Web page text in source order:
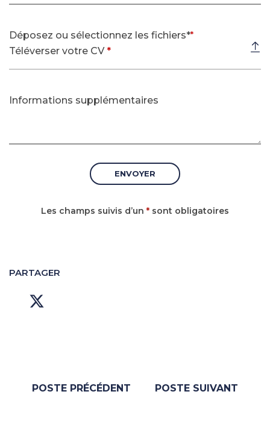
Déposez ou sélectionnez les fichiers**
Téléverser votre CV*
Informations supplémentaires
Les champs suivis d’un * sont obligatoires
PARTAGER
POSTE PRÉCÉDENT POSTE SUIVANT